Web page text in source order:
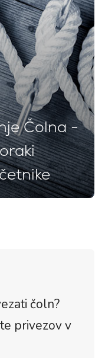
Čolna -
čoln?
privezov v